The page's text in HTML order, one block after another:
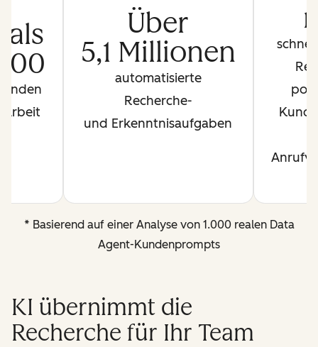
als
Arbeit
Über
5,1 Millionen
automatisierte
Recherche-
und Erkenntnisaufgaben
* Basierend auf einer Analyse von 1.000 realen Data
Agent-Kundenprompts
KI übernimmt die
Recherche für Ihr Team